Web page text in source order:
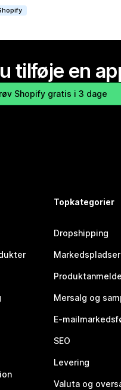
tilføje en
Shopify gratis i 3 dage
Topkategorier
Dropshipping
Markedspladser
Mersalg og
E-
SEO
Levering
Valuta og